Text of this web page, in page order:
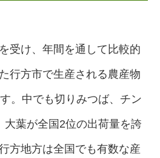
受け、年間を通して比較的
行方市で生産される農産物
。中でも切りみつば、チン
大葉が全国2位の出荷量を誇
方地方は全国でも有数な産